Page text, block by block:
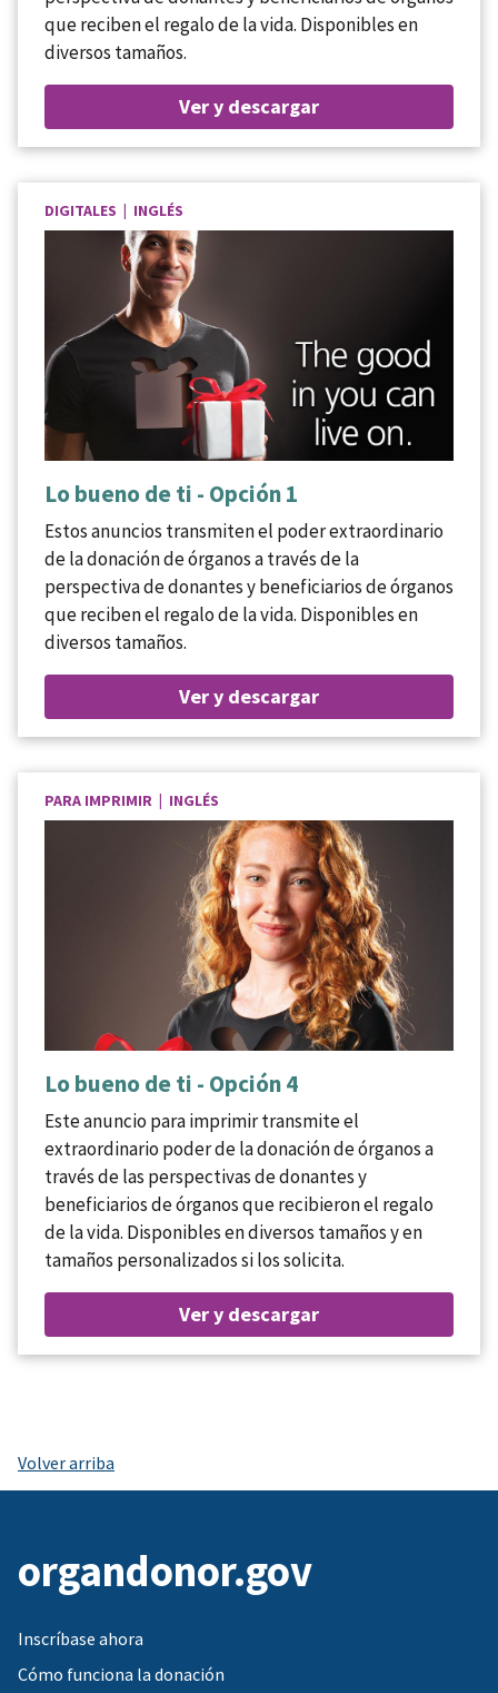
que reciben el regalo de la vida. Disponibles en
diversos tamaños.
Ver y descargar
DIGITALES | INGLÉS
Lo bueno de ti - Opción 1
Estos anuncios transmiten el poder extraordinario
de la donación de órganos a través de la
perspectiva de donantes y beneficiarios de órganos
que reciben el regalo de la vida. Disponibles en
diversos tamaños.
Ver y descargar
PARA IMPRIMIR | INGLÉS
Lo bueno de ti - Opción 4
Este anuncio para imprimir transmite el
extraordinario poder de la donación de órganos a
través de las perspectivas de donantes y
beneficiarios de órganos que recibieron el regalo
de la vida. Disponibles en diversos tamaños y en
tamaños personalizados si los solicita.
Ver y descargar
Volver arriba
organdonor.gov
Inscríbase ahora
Cómo funciona la donación